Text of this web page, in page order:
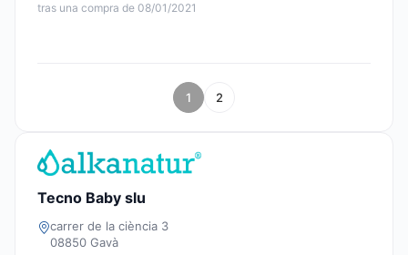
tras una compra de 08/01/2021
1 2
Tecno Baby slu
carrer de la ciència 3
08850 Gavà